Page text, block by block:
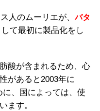
人のムーリエが、バタ
して最初に製品化をし
酸が含まれるため、心
があると2003年に
、国によっては、使
ます。